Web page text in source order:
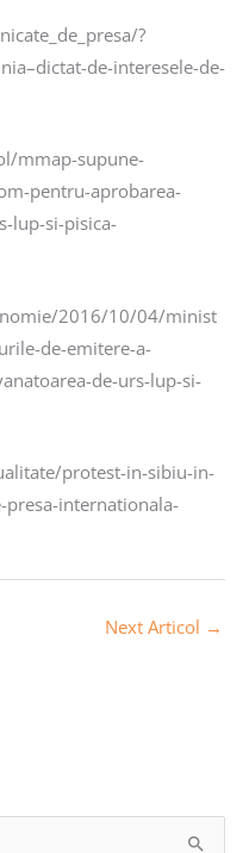
?
de-interesele-de-
mmap-supune-
pentru-aprobarea-
lup-si-pisica-
2016/10/04/minist
de-emitere-a-
de-urs-lup-si-
protest-in-sibiu-in-
presa-internationala-
Next Articol →